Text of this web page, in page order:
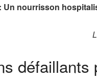
Un nourrisson
défaillants